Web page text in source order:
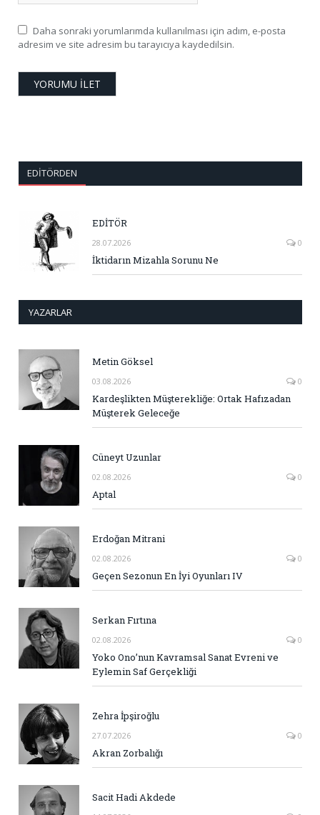
Daha sonraki yorumlarımda kullanılması için adım, e-posta
adresim ve site adresim bu tarayıcıya kaydedilsin.
EDITÖRDEN
EDİTÖR
28.07.2026 0
İktidarın Mizahla Sorunu Ne
YAZARLAR
Metin Göksel
03.08.2026 0
Kardeşlikten Müşterekliğe: Ortak Hafızadan
Müşterek Geleceğe
Cüneyt Uzunlar
02.08.2026 0
Aptal
Erdoğan Mitrani
02.08.2026 0
Geçen Sezonun En İyi Oyunları IV
Serkan Fırtına
02.08.2026 0
Yoko Ono’nun Kavramsal Sanat Evreni ve
Eylemin Saf Gerçekliği
Zehra İpşiroğlu
27.07.2026 0
Akran Zorbalığı
Sacit Hadi Akdede